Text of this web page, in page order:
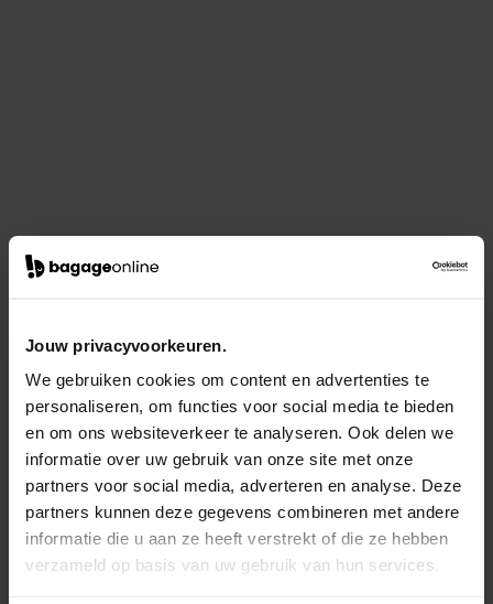
Jouw privacyvoorkeuren.
We gebruiken cookies om content en advertenties te
personaliseren, om functies voor social media te bieden
en om ons websiteverkeer te analyseren. Ook delen we
informatie over uw gebruik van onze site met onze
partners voor social media, adverteren en analyse. Deze
partners kunnen deze gegevens combineren met andere
informatie die u aan ze heeft verstrekt of die ze hebben
verzameld op basis van uw gebruik van hun services.